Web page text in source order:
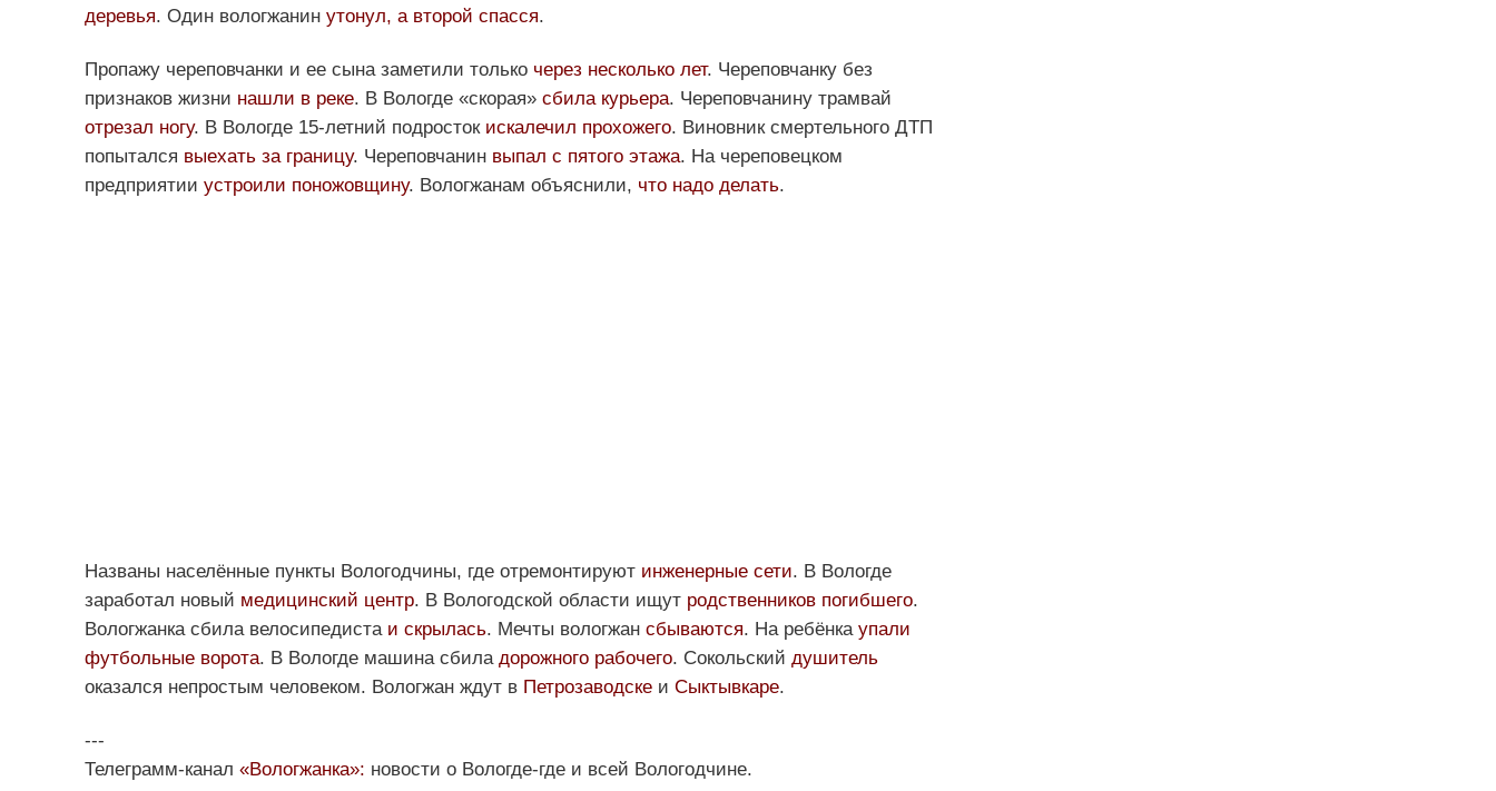
деревья. Один вологжанин утонул, а второй спасся.
Пропажу череповчанки и ее сына заметили только через несколько лет. Череповчанку без
признаков жизни нашли в реке. В Вологде «скорая»сбила курьера. Череповчанину трамвай
отрезал ногу. В Вологде 15-летний подросток искалечил прохожего. Виновник смертельного ДТП
попытался выехать за границу. Череповчанин выпал с пятого этажа. На череповецком
предприятии устроили поножовщину. Вологжанам объяснили, что надо делать.
Названы населённые пункты Вологодчины, где отремонтируют инженерные сети. В Вологде
заработал новый медицинский центр. В Вологодской области ищут родственников погибшего.
Вологжанка сбила велосипедиста и скрылась. Мечты вологжансбываются. На ребёнка упали
футбольные ворота. В Вологде машина сбила дорожного рабочего. Сокольский душитель
оказался непростым человеком. Вологжан ждут в Петрозаводскеи Сыктывкаре.
---
Телеграмм-канал «Вологжанка»: новости о Вологде-где и всей Вологодчине.